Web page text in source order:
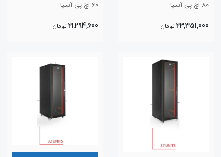
80 اچ پی آسیا
23,351,000 تومان
60 اچ پی آسیا
21,294,600 تومان